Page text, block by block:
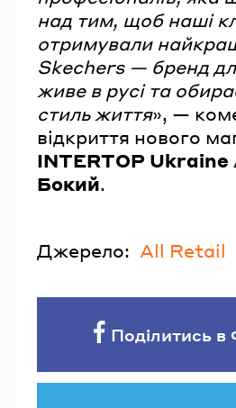
над тим, щоб наші
отримували
Skechers — бренд
живе в русі та
стиль життя», —
відкриття нового
INTERTOP Ukraine
Бокий.
Джерело: All Retail
Поділитись